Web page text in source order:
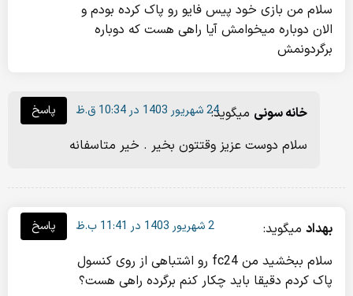
سلام من بازی خود پیس فایو رو پاک کرده بودم و
الان دوباره میخوامش آیا راهی هست که دوباره
برگردونمش
خانه سونی میگوید:
سلام دوست عزیز وقتتون بخیر . خیر متاسفانه
24 شهریور 1403 در 10:34 ق.ظ پاسخ
بهداد میگوید:
سلام ببخشید من fc24 رو اشتباهی از روی کنسول
پاک کردم دقیقا باید چکار کنم برگرده راهی هست؟
2 شهریور 1403 در 11:41 ب.ظ پاسخ